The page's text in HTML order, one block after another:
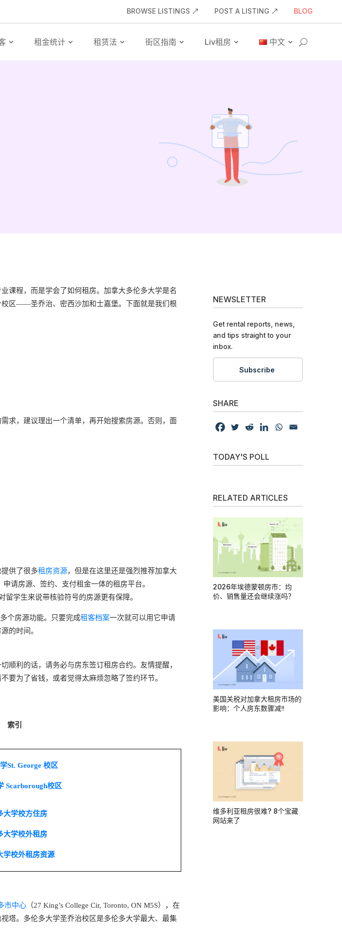
BROWSE LISTINGS POST A LISTING BLOG
租金统计 租赁法 街区指南 Liv租房 中文
课程，而是学会了如何租房。加拿大多伦多大学是名
区——圣乔治、密西沙加和士嘉堡。下面就是我们根
求，建议理出一个清单，再开始搜索房源。否则，面
供了很多租房资源，但是在这里还是强烈推荐加拿大
请房源、签约、支付租金一体的租房平台。
学生来说带核验符号的房源更有保障。
个房源功能。只要完成租客档案一次就可以用它申请
的时间。
顺利的话，请务必与房东签订租房合约。友情提醒，
要为了省钱，或者觉得太麻烦忽略了签约环节。
索引
St. George 校区
Scarborough校区
大学校方住房
大学校外租房
学校外租房资源
市中心（27 King’s College Cir, Toronto, ON M5S），在
塔。多伦多大学圣乔治校区是多伦多大学最大、最集
NEWSLETTER
Get rental reports, news,
and tips straight to your
inbox.
Subscribe
SHARE
TODAY'S POLL
RELATED ARTICLES
2026年埃德蒙顿房市：均
价、销售量还会继续涨吗？
美国关税对加拿大租房市场的
影响：个人房东数骤减‼
维多利亚租房很难? 8个宝藏
网站来了